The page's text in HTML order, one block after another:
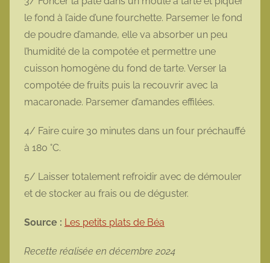
le fond à l’aide d’une fourchette. Parsemer le fond
de poudre d’amande, elle va absorber un peu
l’humidité de la compotée et permettre une
cuisson homogène du fond de tarte. Verser la
compotée de fruits puis la recouvrir avec la
macaronade. Parsemer d’amandes effilées.
4/ Faire cuire 30 minutes dans un four préchauffé
à 180 °C.
5/ Laisser totalement refroidir avec de démouler
et de stocker au frais ou de déguster.
Source : Les petits plats de Béa
Recette réalisée en décembre 2024